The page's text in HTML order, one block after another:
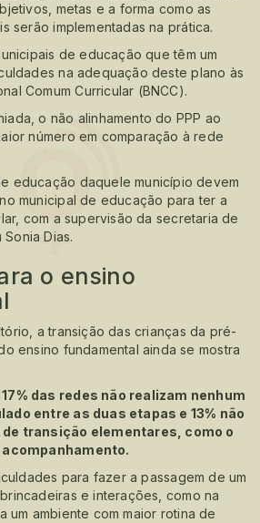
metas e a forma como as
serão implementadas na prática.
de educação que têm um
na adequação deste plano às
Comum Curricular (BNCC).
o não alinhamento do PPP ao
número em comparação à rede
educação daquele município devem
municipal de educação para ter a
com a supervisão da secretaria de
Dias.
o ensino
a transição das crianças da pré-
ensino fundamental ainda se mostra
das redes não realizam nenhum
entre as duas etapas e 13% não
transição elementares, como o
para fazer a passagem de um
e interações, como na
um ambiente com maior rotina de